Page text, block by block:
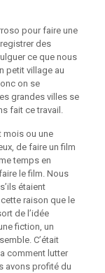
pour faire une
des
ce que nous
petit village au
on se
grandes villes se
fait ce travail.
mois ou une
de faire un film
temps en
le film. Nous
étaient
raison que le
de l’idée
fiction, un
C’était
comment lutter
avons profité du